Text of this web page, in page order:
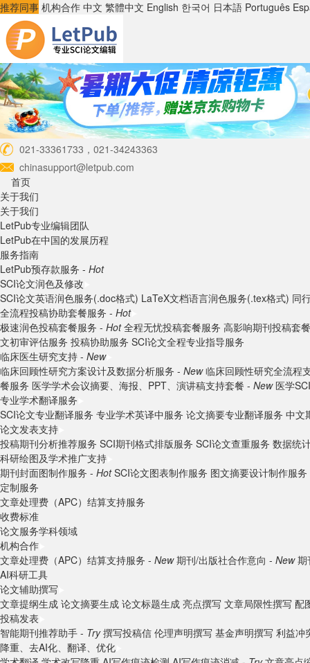
推荐同事 机构合作 中文 繁體中文 English 한국어 日本語 Português
021-33361733，021-34243363
chinasupport@letpub.com
首页
关于我们
关于我们
LetPub专业编辑团队
LetPub在中国的发展历程
服务指南
LetPub预存款服务 - Hot
SCI论文润色及修改
SCI论文英语润色服务(.doc格式) LaTeX文档语言润色服务(.tex格式) 同
全流程投稿协助套餐服务 - Hot
极速润色投稿套餐服务 - Hot 全程无忧投稿套餐服务 高影响期刊投稿套
文初审评估服务 投稿协助服务 SCI论文全程专业指导服务
临床医生研究支持 - New
临床回顾性研究方案设计及数据分析服务 - New 临床回顾性研究全流程
餐服务 医学学术会议摘要、海报、PPT、演讲稿支持套餐 - New 医学
专业学术翻译服务
SCI论文专业翻译服务 专业学术英译中服务 论文摘要专业翻译服务 中文
论文发表支持
投稿期刊分析推荐服务 SCI期刊格式排版服务 SCI论文查重服务 数据统
科研绘图及学术推广支持
期刊封面图制作服务 - Hot SCI论文图表制作服务 图文摘要设计制作服务
定制服务
文章处理费（APC）结算支持服务
收费标准
论文服务学科领域
机构合作
文章处理费（APC）结算支持服务 - New 期刊/出版社合作意向 - New
AI科研工具
论文辅助撰写
文章提纲生成 论文摘要生成 论文标题生成 亮点撰写 文章局限性撰写 配
投稿发表
智能期刊推荐助手 - Try 撰写投稿信 伦理声明撰写 基金声明撰写 利益冲
降重、去AI化、翻译、优化